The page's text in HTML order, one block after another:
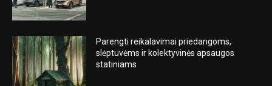
Parengti reikalavimai priedangoms,
slėptuvėms ir kolektyvinės apsaugos
statiniams